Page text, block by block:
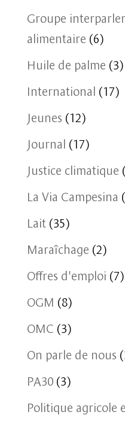
Groupe
alimentaire (6)
Huile de palme (3)
International (17)
Jeunes (12)
Journal (17)
Justice climatique
La Via Campesina
Lait (35)
Maraîchage (2)
Offres d'emploi (7)
OGM (8)
OMC (3)
On parle de nous
PA30(3)
Politique agricole